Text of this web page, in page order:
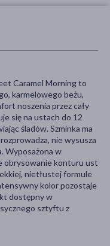
Caramel Morning to
karmelowego beżu,
noszenia przez cały
się na ustach do 12
śladów. Szminka ma
nie wysusza
Wyposażona w
obrysowanie konturu ust
nietłustej formule
kolor pozostaje
dostępny w
sztyftu z